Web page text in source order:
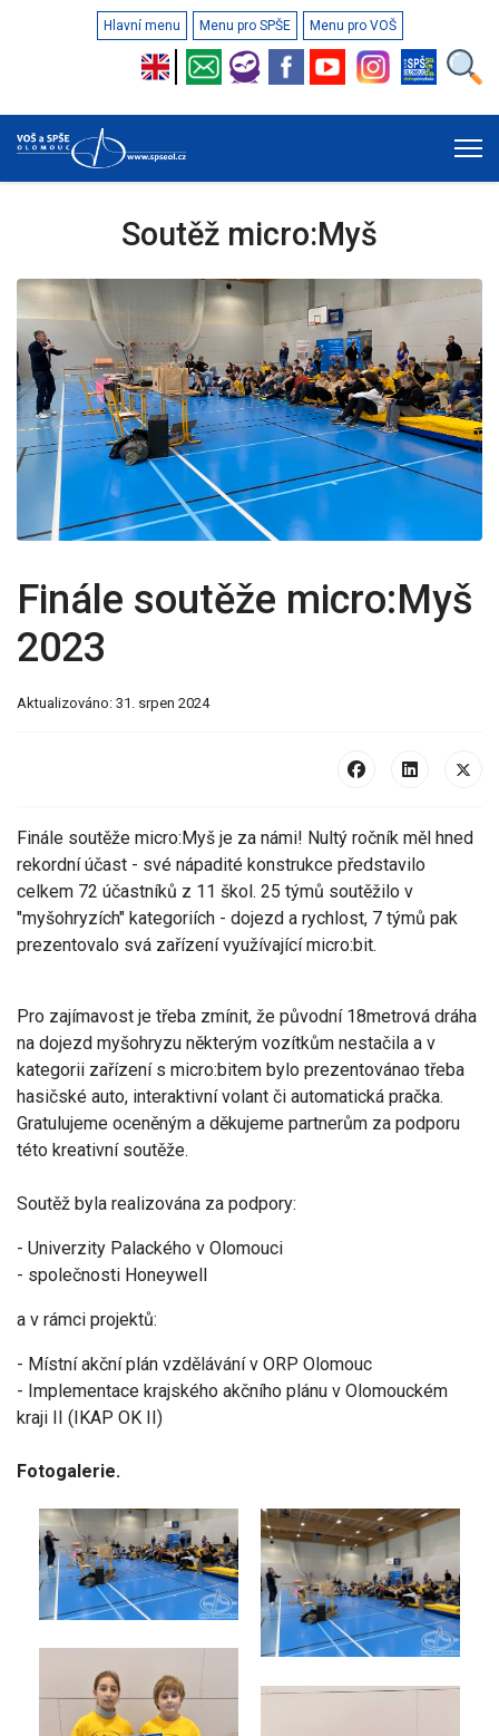
Hlavní menu Menu pro SPŠE Menu pro VOŠ
Soutěž micro:Myš
Finále soutěže micro:Myš
2023
Aktualizováno: 31. srpen 2024
Finále soutěže micro:Myš je za námi! Nultý ročník měl hned
rekordní účast - své nápadité konstrukce představilo
celkem 72 účastníků z 11 škol. 25 týmů soutěžilo v
"myšohryzích" kategoriích - dojezd a rychlost, 7 týmů pak
prezentovalo svá zařízení využívající micro:bit.
Pro zajímavost je třeba zmínit, že původní 18metrová dráha
na dojezd myšohryzu některým vozítkům nestačila a v
kategorii zařízení s micro:bitem bylo prezentovánao třeba
hasičské auto, interaktivní volant či automatická pračka.
Gratulujeme oceněným a děkujeme partnerům za podporu
této kreativní soutěže.
Soutěž byla realizována za podpory:
- Univerzity Palackého v Olomouci
- společnosti Honeywell
a v rámci projektů:
- Místní akční plán vzdělávání v ORP Olomouc
- Implementace krajského akčního plánu v Olomouckém
kraji II (IKAP OK II)
Fotogalerie.